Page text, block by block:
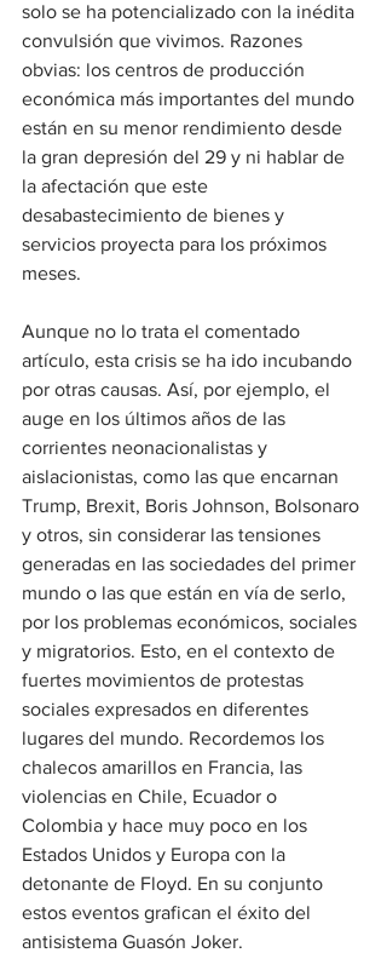
solo se ha potencializado con la inédita
convulsión que vivimos. Razones
obvias: los centros de producción
económica más importantes del mundo
están en su menor rendimiento desde
la gran depresión del 29 y ni hablar de
la afectación que este
desabastecimiento de bienes y
servicios proyecta para los próximos
meses.
Aunque no lo trata el comentado
artículo, esta crisis se ha ido incubando
por otras causas. Así, por ejemplo, el
auge en los últimos años de las
corrientes neonacionalistas y
aislacionistas, como las que encarnan
Trump, Brexit, Boris Johnson, Bolsonaro
y otros, sin considerar las tensiones
generadas en las sociedades del primer
mundo o las que están en vía de serlo,
por los problemas económicos, sociales
y migratorios. Esto, en el contexto de
fuertes movimientos de protestas
sociales expresados en diferentes
lugares del mundo. Recordemos los
chalecos amarillos en Francia, las
violencias en Chile, Ecuador o
Colombia y hace muy poco en los
Estados Unidos y Europa con la
detonante de Floyd. En su conjunto
estos eventos grafican el éxito del
antisistema Guasón Joker.